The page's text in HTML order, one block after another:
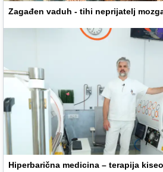
Zagađen vaduh - tihi neprijatelj
Hiperbarična medicina – terapija